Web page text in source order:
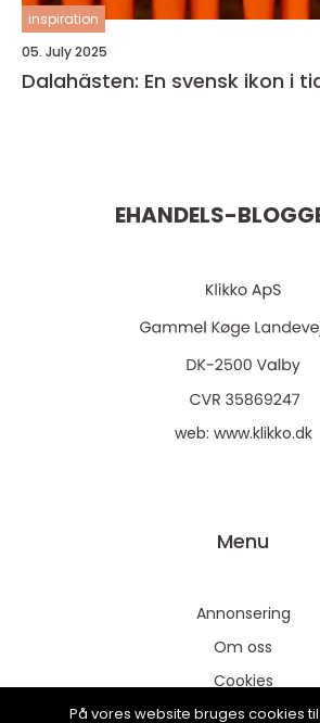
inspiration
05. July 2025
Dalahästen: En svensk ikon i
EHANDELS-
web: www.klikko.dk
Menu
Annonsering
Om oss
Cookies
Kontakta oss
På vores website bruges cookies